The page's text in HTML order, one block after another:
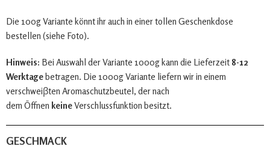
Die 100g Variante könnt ihr auch in einer tollen Geschenkdose
bestellen (siehe Foto).
Hinweis: Bei Auswahl der Variante 1000g kann die Lieferzeit 8-12
Werktagebetragen. Die 1000g Variante liefern wir in einem
verschweiβten Aromaschutzbeutel, der nach
dem Öffnen keineVerschlussfunktion besitzt.
GESCHMACK